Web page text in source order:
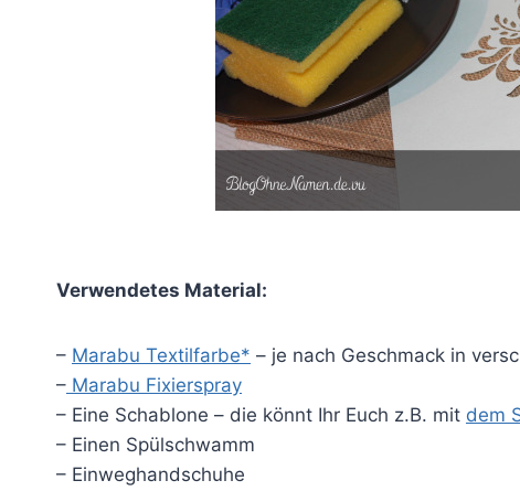
Verwendetes Material:
– Marabu Textilfarbe* – je nach Geschmack in
– Marabu Fixierspray
– Eine Schablone – die könnt Ihr Euch z.B. mit dem
– Einen Spülschwamm
– Einweghandschuhe